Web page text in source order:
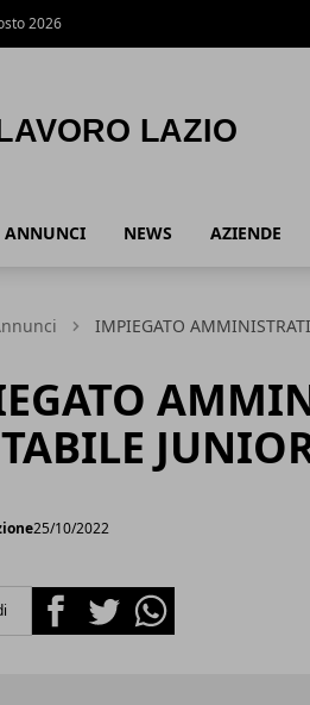
2026
ANNUNCI NEWS AZIENDE
IMPIEGATO
25/10/2022
FacebookTwitterWhatsapp